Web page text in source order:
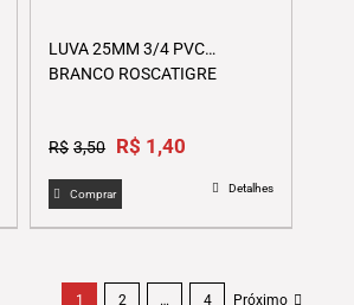
variants.
The
be
the
LUVA 25MM 3/4 PVC
BRANCO ROSCATIGRE
R$ 3,50
Original
was:
R$3,50.
R$ 1,40
R$1,40.
Comprar Detalhes
1 2 … 4 Próximo